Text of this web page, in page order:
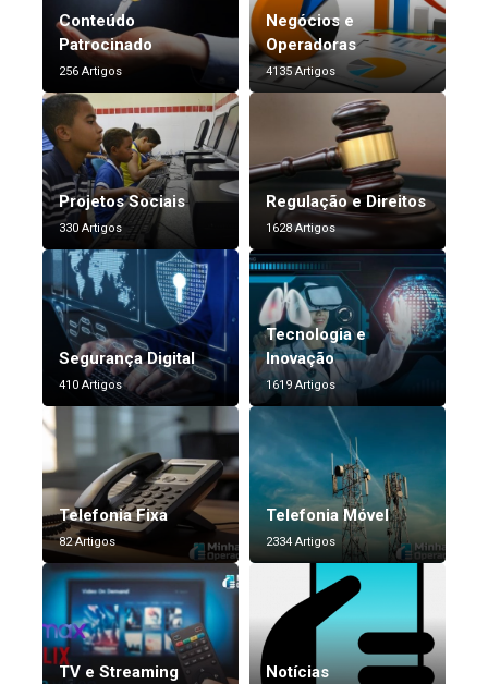
Conteúdo
Patrocinado
256 Artigos
Negócios e
Operadoras
4135 Artigos
Projetos Sociais
330 Artigos
Regulação e Direitos
1628 Artigos
Segurança Digital
410 Artigos
Tecnologia e
Inovação
1619 Artigos
Telefonia Fixa
82 Artigos
Telefonia Móvel
2334 Artigos
TV e Streaming Notícias